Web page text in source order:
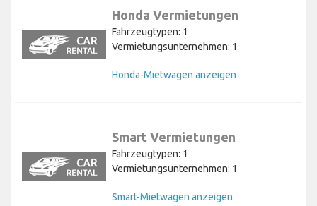
Honda Vermietungen
Fahrzeugtypen: 1
Vermietungsunternehmen: 1
Honda-Mietwagen anzeigen
Smart Vermietungen
Fahrzeugtypen: 1
Vermietungsunternehmen: 1
Smart-Mietwagen anzeigen